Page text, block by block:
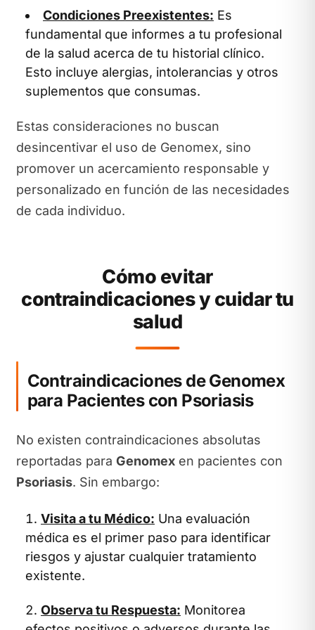
Condiciones Preexistentes: Es
fundamental que informes a tu profesional
de la salud acerca de tu historial clínico.
Esto incluye alergias, intolerancias y otros
suplementos que consumas.
Estas consideraciones no buscan
desincentivar el uso de Genomex, sino
promover un acercamiento responsable y
personalizado en función de las necesidades
de cada individuo.
Cómo evitar
contraindicaciones y cuidar tu
salud
Contraindicaciones de Genomex
para Pacientes con Psoriasis
No existen contraindicaciones absolutas
reportadas para Genomexen pacientes con
Psoriasis. Sin embargo:
Visita a tu Médico: Una evaluación
médica es el primer paso para identificar
riesgos y ajustar cualquier tratamiento
existente.
Observa tu Respuesta: Monitorea